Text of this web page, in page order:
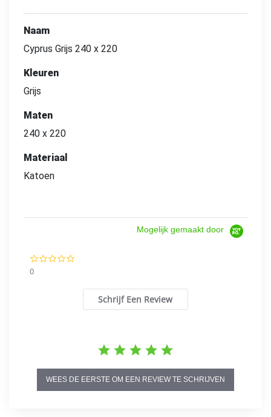
Naam
Cyprus Grijs 240 x 220
Kleuren
Grijs
Maten
240 x 220
Materiaal
Katoen
Mogelijk gemaakt door
0
Schrijf Een Review
WEES DE EERSTE OM EEN REVIEW TE SCHRIJVEN